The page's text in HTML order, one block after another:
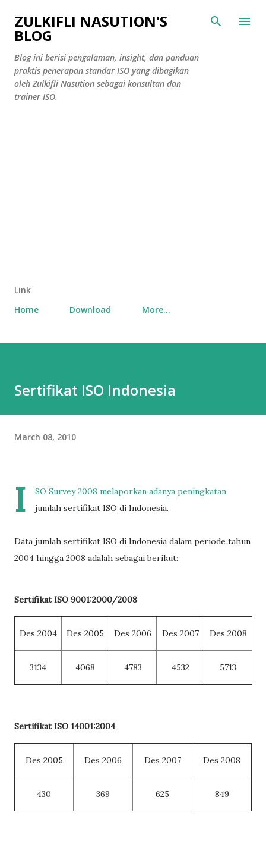
Skip to main content
ZULKIFLI NASUTION'S
BLOG
Blog ini berisi pengalaman, insight, dan panduan
praktis penerapan standar ISO yang dibagikan
oleh Zulkifli Nasution sebagai konsultan dan
trainer ISO.
Link
Home
Download More…
Sertifikat ISO Indonesia
March 08, 2010
I
SO Survey 2008 melaporkan adanya peningkatan
jumlah sertifikat ISO di Indonesia.
Data jumlah sertifikat ISO di Indonesia dalam periode tahun
2004 hingga 2008 adalah sebagai berikut:
Sertifikat ISO 9001:2000/2008
Des 2004 Des 2005 Des 2006 Des 2007 Des 2008
3134 4068 4783 4532 5713
Sertifikat ISO 14001:2004
Des 2005 Des 2006 Des 2007 Des 2008
430 369 625 849